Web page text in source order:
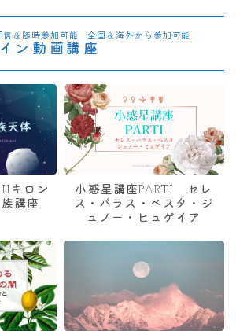
信＆随時参加可能 全国＆海外から参加可能
ン動画講座
IIキロン
講座
小惑星講座PARTI セレ
ス・パラス・ベスタ・ジ
ュノー・ヒュゲイア